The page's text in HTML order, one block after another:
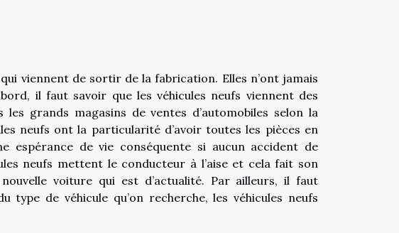
viennent de sortir de la fabrication. Elles n’ont jamais
il faut savoir que les véhicules neufs viennent des
grands magasins de ventes d’automobiles selon la
neufs ont la particularité d’avoir toutes les pièces en
de vie conséquente si aucun accident de
neufs mettent le conducteur à l’aise et cela fait son
voiture qui est d’actualité. Par ailleurs, il faut
de véhicule qu’on recherche, les véhicules neufs